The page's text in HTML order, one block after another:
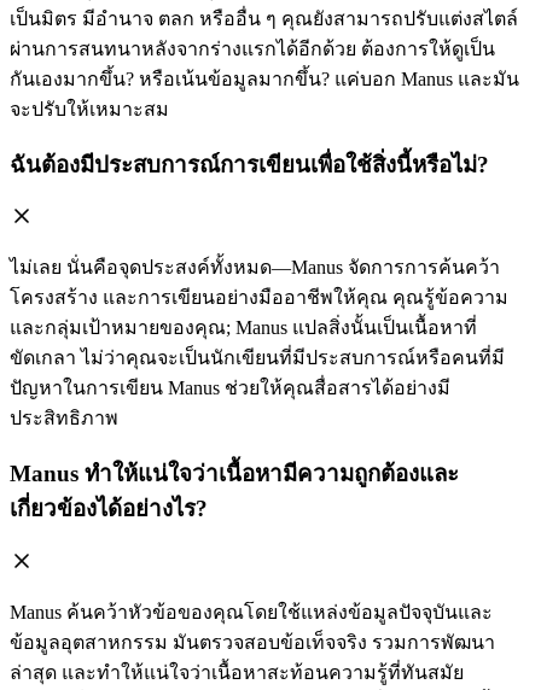
เป็นมิตร มีอำนาจ ตลก หรืออื่น ๆ คุณยังสามารถปรับแต่งสไตล์
ผ่านการสนทนาหลังจากร่างแรกได้อีกด้วย ต้องการให้ดูเป็น
กันเองมากขึ้น? หรือเน้นข้อมูลมากขึ้น? แค่บอก Manus และมัน
จะปรับให้เหมาะสม
ฉันต้องมีประสบการณ์การเขียนเพื่อใช้สิ่งนี้หรือไม่?
ไม่เลย นั่นคือจุดประสงค์ทั้งหมด—Manus จัดการการค้นคว้า
โครงสร้าง และการเขียนอย่างมืออาชีพให้คุณ คุณรู้ข้อความ
และกลุ่มเป้าหมายของคุณ; Manus แปลสิ่งนั้นเป็นเนื้อหาที่
ขัดเกลา ไม่ว่าคุณจะเป็นนักเขียนที่มีประสบการณ์หรือคนที่มี
ปัญหาในการเขียน Manus ช่วยให้คุณสื่อสารได้อย่างมี
ประสิทธิภาพ
Manus ทำให้แน่ใจว่าเนื้อหามีความถูกต้องและ
เกี่ยวข้องได้อย่างไร?
Manus ค้นคว้าหัวข้อของคุณโดยใช้แหล่งข้อมูลปัจจุบันและ
ข้อมูลอุตสาหกรรม มันตรวจสอบข้อเท็จจริง รวมการพัฒนา
ล่าสุด และทำให้แน่ใจว่าเนื้อหาสะท้อนความรู้ที่ทันสมัย